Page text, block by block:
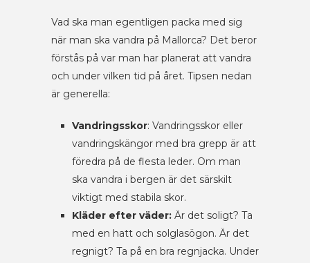
Vad ska man egentligen packa med sig
när man ska vandra på Mallorca? Det beror
förstås på var man har planerat att vandra
och under vilken tid på året. Tipsen nedan
är generella:
Vandringsskor: Vandringsskor eller
vandringskängor med bra grepp är att
föredra på de flesta leder. Om man
ska vandra i bergen är det särskilt
viktigt med stabila skor.
Kläder efter väder: Är det soligt? Ta
med en hatt och solglasögon. Är det
regnigt? Ta på en bra regnjacka. Under